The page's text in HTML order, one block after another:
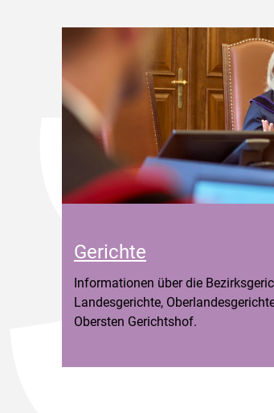
Gerichte
Informationen über die
Landesgerichte,
Obersten Gerichtshof.